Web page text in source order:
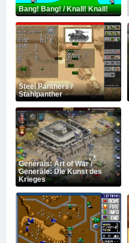
Bang! Bang! / Knall! Knall!
Steel Panthers /
Stahlpanther
Generals: Art of War /
Generäle: Die Kunst des
Krieges